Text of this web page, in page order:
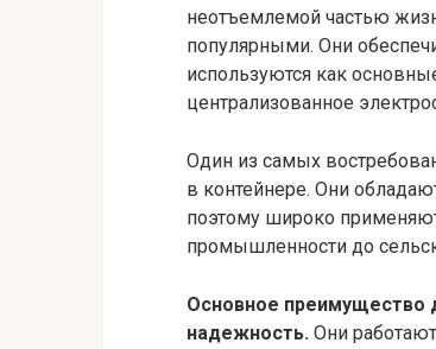
неотъемлемой частью
популярными. Они
используются как
централизованное
Один из самых
в контейнере. Они
поэтому широко
промышленности до
Основное преимущество
надежность. Они